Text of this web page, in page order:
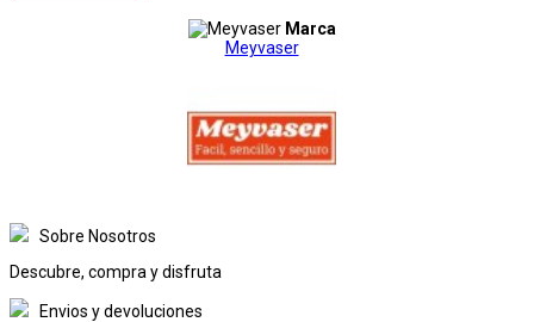
Marca
Meyvaser
Sobre Nosotros
Descubre, compra y disfruta
Envios y devoluciones